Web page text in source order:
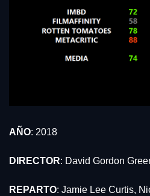
AÑO: 2018
DIRECTOR: David Gordon
REPARTO: Jamie Lee Curtis,